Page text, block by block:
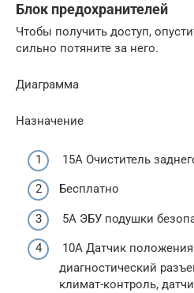
Блок предохранителей
Чтобы получить доступ,
сильно потяните за него.
Диаграмма
Назначение
15A Очиститель
Бесплатно
5A ЭБУ подушки
10A Датчик
диагностический
климат-контроль,